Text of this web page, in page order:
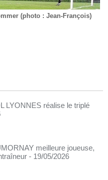
(photo : Jean-François)
LYONNES réalise le triplé
meilleure joueuse,
- 19/05/2026